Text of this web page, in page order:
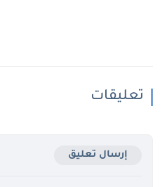
تعليقات
إرسال تعليق